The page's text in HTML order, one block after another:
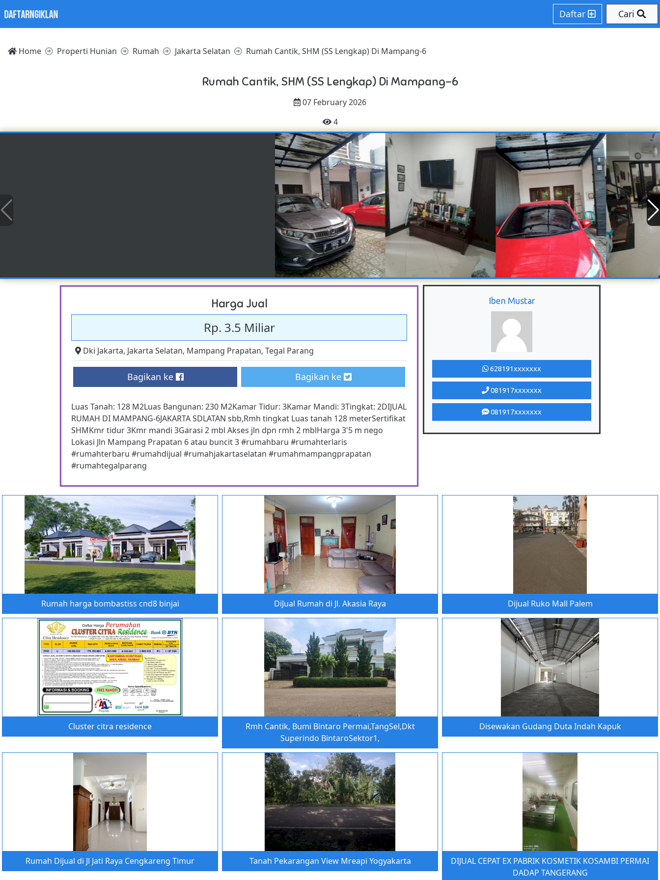
Daftar Cari
Home Properti Hunian Rumah Jakarta Selatan Rumah Cantik, SHM (SS Lengkap) Di Mampang-6
Rumah Cantik, SHM (SS Lengkap) Di Mampang-6
07 February 2026
4
Harga Jual
Rp. 3.5 Miliar
Dki Jakarta, Jakarta Selatan, Mampang Prapatan, Tegal Parang
Bagikan ke Bagikan ke
Luas Tanah: 128 M2Luas Bangunan: 230 M2Kamar Tidur: 3Kamar Mandi: 3Tingkat: 2DIJUAL
RUMAH DI MAMPANG-6JAKARTA SDLATAN sbb,Rmh tingkat Luas tanah 128 meterSertifikat
SHMKmr tidur 3Kmr mandi 3Garasi 2 mbl Akses jln dpn rmh 2 mblHarga 3'5 m nego
Lokasi Jln Mampang Prapatan 6 atau buncit 3 #rumahbaru #rumahterlaris
#rumahterbaru #rumahdijual #rumahjakartaselatan #rumahmampangprapatan
#rumahtegalparang
Iben Mustar
628191xxxxxxx
081917xxxxxxx
081917xxxxxxx
Rumah harga bombastiss cnd8 binjai DiJual Rumah di Jl. Akasia Raya Dijual Ruko Mall Palem
Cluster citra residence
Rmh Cantik, Bumi Bintaro Permai,TangSel,Dkt
Superindo BintaroSektor1,
Disewakan Gudang Duta Indah Kapuk
Rumah Dijual di Jl Jati Raya Cengkareng Timur Tanah Pekarangan View Mreapi Yogyakarta
DIJUAL CEPAT EX PABRIK KOSMETIK KOSAMBI PERMAI
DADAP TANGERANG